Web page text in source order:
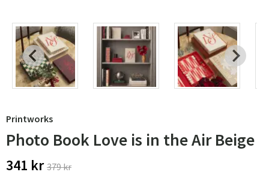
Printworks
Photo Book Love is in the Air Beige
341 kr 379 kr